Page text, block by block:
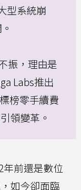
型系統崩
振，理由是
Labs推出
榜零手續費
領變革。
年前還是數位
如今卻面臨